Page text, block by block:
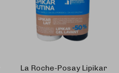
La Roche-Posay Lipikar